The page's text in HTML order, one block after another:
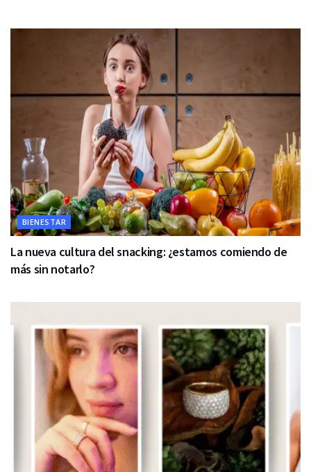
BIENESTAR
La nueva cultura del snacking: ¿estamos comiendo de
más sin notarlo?